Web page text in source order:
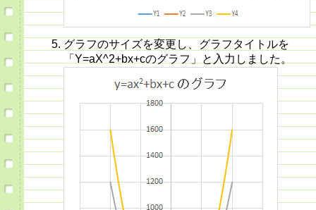
グラフのサイズを変更し、グラフタイトルを
「Y=aX^2+bx+cのグラフ」と入力しました。